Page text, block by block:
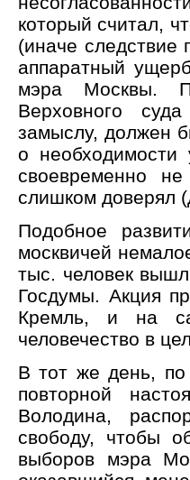
который считал,
(иначе следствие
аппаратный
мэра Москвы.
Верховного
замыслу, должен
о необходимости
своевременно
слишком доверял
Подобное
москвичей
тыс. человек
Госдумы. Акция
Кремль, и на
человечество в
В тот же день,
повторной
Володина,
свободу, чтобы
выборов мэра